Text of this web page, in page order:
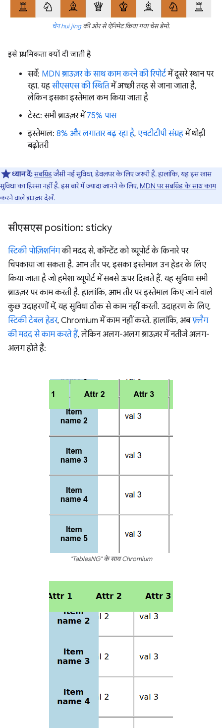
चेन hui jingकी ओर से ऐनिमेट किया गया चेस डेमो.
इसे प्राथमिकता क्यों दी जाती है
सर्वे: MDN ब्राउज़र के साथ काम करने की रिपोर्टमें दूसरे स्थान पर
रहा. यहसीएसएस की स्थितिमें अच्छी तरह से जाना जाता है,
लेकिन इसका इस्तेमाल कम किया जाता है
टेस्ट: सभी ब्राउज़र में 75% पास
इस्तेमाल: 8% और लगातार बढ़ रहा है, एचटीटीपी संग्रहमें थोड़ी
बढ़ोतरी
ध्यान दें:सबग्रिडजैसी नई सुविधा, डेवलपर के लिए ज़रूरी है. हालांकि, यह इस खास
सुविधा का हिस्सा नहीं है. इस बारे में ज़्यादा जानने के लिए, MDN पर सबग्रिड के साथ काम
करने वाले ब्राउज़रदेखें.
सीएसएस position: sticky
स्टिकी पोज़िशनिंगकी मदद से, कॉन्टेंट को व्यूपोर्ट के किनारे पर
चिपकाया जा सकता है. आम तौर पर, इसका इस्तेमाल उन हेडर के लिए
किया जाता है जो हमेशा व्यूपोर्ट में सबसे ऊपर दिखते हैं. यह सुविधा सभी
ब्राउज़र पर काम करती है. हालांकि, आम तौर पर इस्तेमाल किए जाने वाले
कुछ उदाहरणों में, यह सुविधा ठीक से काम नहीं करती. उदाहरण के लिए,
स्टिकी टेबल हेडर, Chromium में काम नहीं करते. हालांकि, अबफ़्लैग
की मदद से काम करते हैं, लेकिन अलग-अलग ब्राउज़र में नतीजे अलग-
अलग होते हैं:
"TablesNG" के साथ Chromium